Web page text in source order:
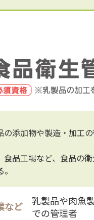
の添加物や製造・加工
食品工場など、食品の
など
乳製品や肉魚
での管理者